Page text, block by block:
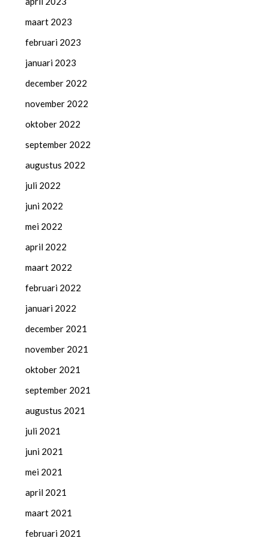
maart 2023
februari 2023
januari 2023
december 2022
november 2022
oktober 2022
september 2022
augustus 2022
juli 2022
juni 2022
mei 2022
april 2022
maart 2022
februari 2022
januari 2022
december 2021
november 2021
oktober 2021
september 2021
augustus 2021
juli 2021
juni 2021
mei 2021
april 2021
maart 2021
februari 2021